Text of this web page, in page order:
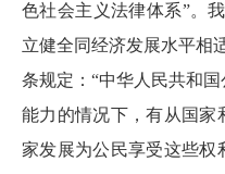
色社会主义法律体系”。
立健全同经济发展水平相
条规定：“中华人民共和
能力的情况下，有从国家
家发展为公民享受这些权